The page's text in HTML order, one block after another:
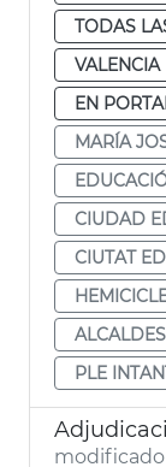
TODAS
VALENCIA
EN
MARÍA
CIUDAD
CIUTAT
PLE
modificado